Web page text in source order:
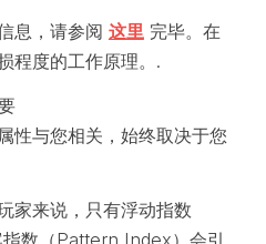
息，请参阅 这里 完毕。在
程度的工作原理。.
性与您相关，始终取决于您
家来说，只有浮动指数
指数（Pattern Index）会引